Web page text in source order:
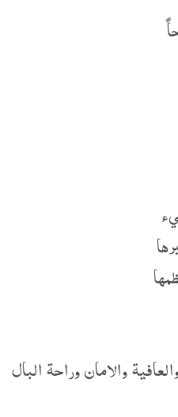
والامان وراحة البال